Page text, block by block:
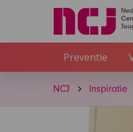
Preventie
NCJ Inspiratie